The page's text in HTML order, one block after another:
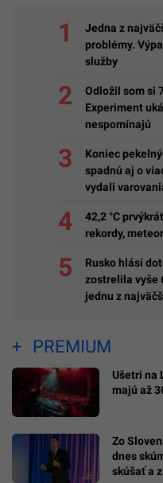
Jedna z
problémy.
služby
Odložil som si
Experiment
nespomínajú
Koniec
spadnú aj o
vydali
42,2 °C
rekordy,
Rusko hlási
zostrelila vyše
jednu z
PREMIUM
Ušetri na
majú až
Zo
dnes
skúšať a